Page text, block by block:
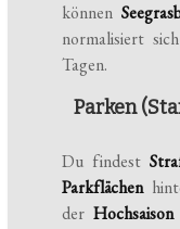
können
normalisiert
Tagen.
Parken
Du findest
Parkflächen
derHochsaison